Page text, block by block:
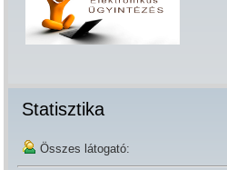
Statisztika
Összes látogató: